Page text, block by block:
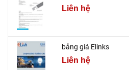
Liên hệ
bảng giá Elinks
Liên hệ